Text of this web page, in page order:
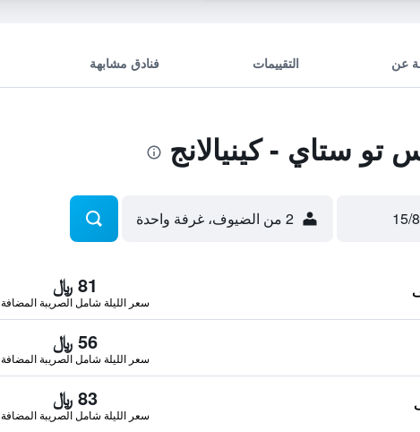
عن التقييمات فنادق مشابهة
ستاي - كينيالانج
2 من الضيوف، غرفة واحدة
81 ﷼
سعر الليلة شامل الصريبة المضافة
56 ﷼
سعر الليلة شامل الصريبة المضافة
83 ﷼
سعر الليلة شامل الصريبة المضافة